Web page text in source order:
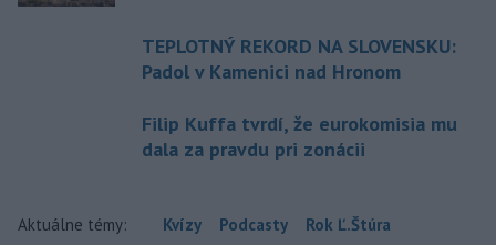
TEPLOTNÝ REKORD NA SLOVENSKU:
Padol v Kamenici nad Hronom
Filip Kuffa tvrdí, že eurokomisia mu
dala za pravdu pri zonácii
Aktuálne témy: Kvízy Podcasty Rok Ľ.Štúra